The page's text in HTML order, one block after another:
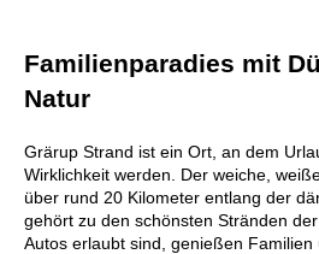
Familienparadies mit
Natur
Grärup Strand ist ein Ort, an dem
Wirklichkeit werden. Der weiche,
über rund 20 Kilometer entlang der
gehört zu den schönsten Stränden
Autos erlaubt sind, genießen Familien